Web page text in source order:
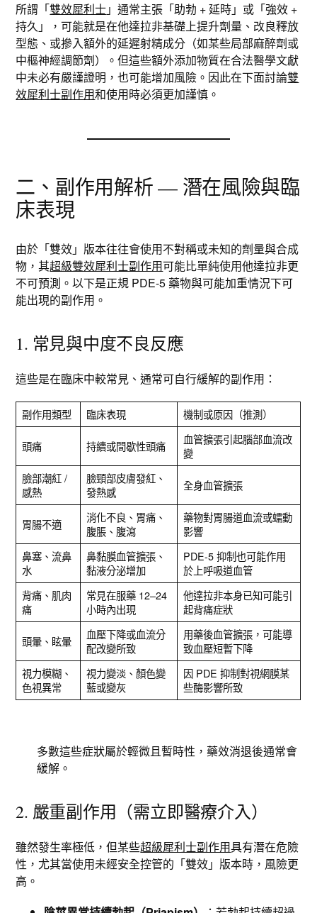
所謂「雙效犀利士」通常主張「助勃 + 延時」或「強效 +
持久」，可能就是在他達拉非基礎上提升劑量、改良釋放
型態、或摻入額外的延遲射精成分（如某些局部麻醉劑或
中樞神經調節劑）。但這些額外添加物質在合法醫學文獻
中未必有嚴謹證明，也可能增加風險。因此在下面討論雙
效犀利士副作用和使用時必須更加謹慎。
二、副作用解析 — 潛在風險與臨
床表現
由於「雙效」版本往往會使用不對稱或未知的劑量與合成
物，其超級雙效犀利士副作用可能比單純使用他達拉非更
不可預測。以下是正規 PDE-5 藥物與可能加重情況下可
能出現的副作用。
1. 常見與中度不良反應
這些是在臨床中較常見、通常可自行緩解的副作用：
副作用類型 臨床表現 機制或原因（推測）
頭痛 持續或間歇性頭痛
血管擴張引起腦部血流改
變
臉部潮紅 /
感熱
臉頸部皮膚發紅、
發熱感
全身血管擴張
胃腸不適
消化不良、胃痛、
腹脹、腹瀉
藥物對胃腸道血流或蠕動
影響
鼻塞、流鼻
水
鼻黏膜血管擴張、
黏液分泌增加
PDE-5 抑制也可能作用
於上呼吸道血管
背痛、肌肉
痛
常見在服藥 12–24
小時內出現
他達拉非本身已知可能引
起背痛症狀
頭暈、眩暈
血壓下降或血流分
配改變所致
用藥後血管擴張，可能導
致血壓短暫下降
視力模糊、
色視異常
視力變淡、顏色變
藍或變灰
因 PDE 抑制對視網膜某
些酶影響所致
多數這些症狀屬於輕微且暫時性，藥效消退後通常會
緩解。
2. 嚴重副作用（需立即醫療介入）
雖然發生率極低，但某些超級犀利士副作用具有潛在危險
性，尤其當使用未經安全控管的「雙效」版本時，風險更
高。